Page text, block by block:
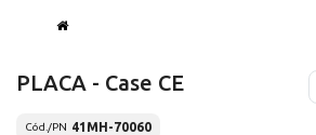
PLACA - Case CE
Cód./PN 41MH-70060